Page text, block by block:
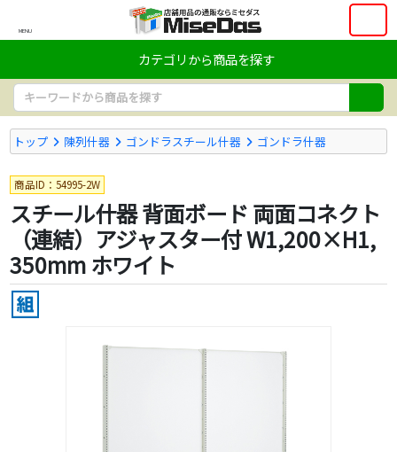
MENU
カテゴリから商品を探す
トップ 陳列什器 ゴンドラスチール什器 ゴンドラ什器
商品ID：54995-2W
スチール什器 背面ボード 両面コネクト
（連結）アジャスター付 W1,200×H1,
350mm ホワイト